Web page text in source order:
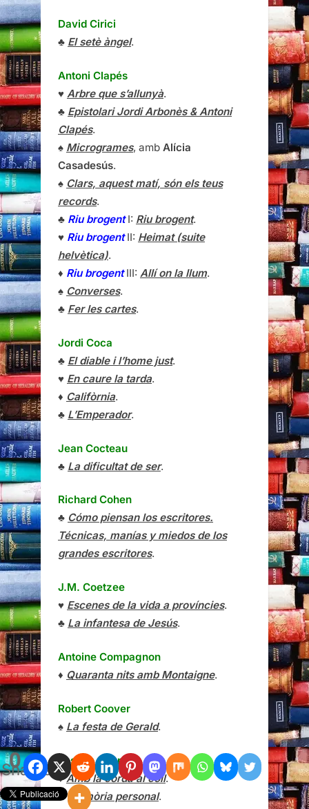
0
Shares
David Cirici
♣ El setè àngel.
Antoni Clapés
♥ Arbre que s’allunyà.
♣ Epistolari Jordi Arbonès & Antoni
Clapés.
♠ Microgrames, amb Alícia
Casadesús.
♠ Clars, aquest matí, són els teus
records.
♣ Riu brogentI: Riu brogent.
♥ Riu brogentII: Heimat (suite
helvètica).
♦ Riu brogentIII: Allí on la llum.
♠ Converses.
♣ Fer les cartes.
Jordi Coca
♣ El diable i l’home just.
♥ En caure la tarda.
♦ Califòrnia.
♣ L’Emperador.
Jean Cocteau
♣ La dificultat de ser.
Richard Cohen
♣ Cómo piensan los escritores.
Técnicas, manías y miedos de los
grandes escritores.
J.M. Coetzee
♥ Escenes de la vida a províncies.
♣ La infantesa de Jesús.
Antoine Compagnon
♦ Quaranta nits amb Montaigne.
Robert Coover
♠ La festa de Gerald.
Joseph Conrad
♦Amb la corda al coll.
♣Memòria personal.